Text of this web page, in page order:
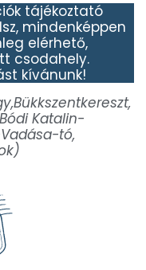
tájékoztató
mindenképpen
elérhető,
csodahely.
kívánunk!
Katalin-
tó,